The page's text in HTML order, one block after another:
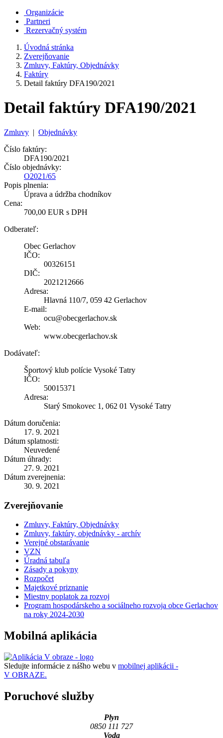
Organizácie
Partneri
Rezervačný systém
Úvodná stránka
Zverejňovanie
Zmluvy, Faktúry, Objednávky
Faktúry
Detail faktúry DFA190/2021
Detail faktúry DFA190/2021
Zmluvy | Objednávky
Číslo faktúry:
DFA190/2021
Číslo objednávky:
O2021/65
Popis plnenia:
Úprava a údržba chodníkov
Cena:
700,00 EUR s DPH
Odberateľ:
Obec Gerlachov
IČO:
00326151
DIČ:
2021212666
Adresa:
Hlavná 110/7, 059 42 Gerlachov
E-mail:
ocu@obecgerlachov.sk
Web:
www.obecgerlachov.sk
Dodávateľ:
Športový klub polície Vysoké Tatry
IČO:
50015371
Adresa:
Starý Smokovec 1, 062 01 Vysoké Tatry
Dátum doručenia:
17. 9. 2021
Dátum splatnosti:
Neuvedené
Dátum úhrady:
27. 9. 2021
Dátum zverejnenia:
30. 9. 2021
Zverejňovanie
Zmluvy, Faktúry, Objednávky
Zmluvy, faktúry, objednávky - archív
Verejné obstarávanie
VZN
Úradná tabuľa
Zásady a pokyny
Rozpočet
Majetkové priznanie
Miestny poplatok za rozvoj
Program hospodárskeho a sociálneho rozvoja obce Gerlachov
na roky 2024-2030
Mobilná aplikácia
Sledujte informácie z nášho webu v mobilnej aplikácii -
V OBRAZE.
Poruchové služby
Plyn
0850 111 727
Voda